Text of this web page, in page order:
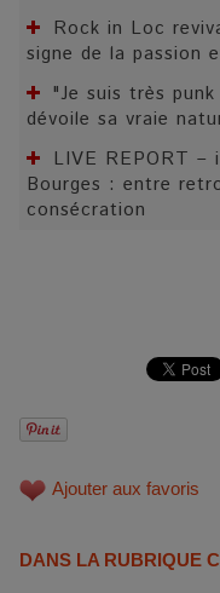
Rock in Loc
signe de la passion
"Je suis très
dévoile sa vraie
LIVE REPORT –
Bourges : entre
consécration
Ajouter aux favoris
DANS LA RUBRIQUE